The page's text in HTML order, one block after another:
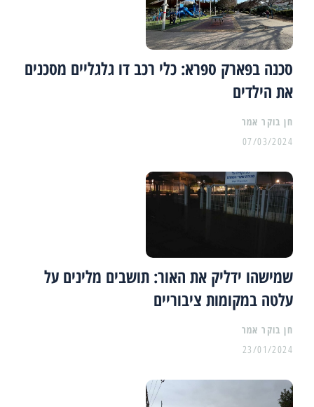
סכנה בפארק ספרא: כלי רכב דו גלגליים מסכנים
את הילדים
07/03/2024
שמישהו ידליק את האור: תושבים מלינים על
עלטה במקומות ציבוריים
23/01/2024